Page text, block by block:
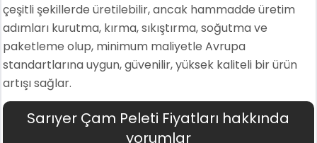
çeşitli şekillerde üretilebilir, ancak hammadde üretim
adımları kurutma, kırma, sıkıştırma, soğutma ve
paketleme olup, minimum maliyetle Avrupa
standartlarına uygun, güvenilir, yüksek kaliteli bir ürün
artışı sağlar.
Sarıyer Çam Peleti Fiyatları hakkında
yorumlar